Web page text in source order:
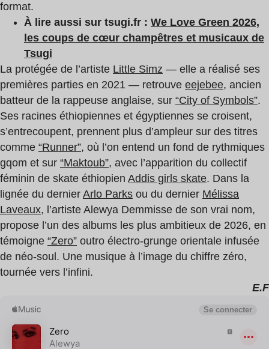
format.
À lire aussi sur tsugi.fr : We Love Green 2026,
les coups de cœur champêtres et musicaux de
Tsugi
La protégée de l’artiste Little Simz — elle a réalisé ses
premières parties en 2021 — retrouve eejebee, ancien
batteur de la rappeuse anglaise, sur “City of Symbols”.
Ses racines éthiopiennes et égyptiennes se croisent,
s’entrecoupent, prennent plus d’ampleur sur des titres
comme “Runner”, où l’on entend un fond de rythmiques
gqom et sur “Maktoub”, avec l’apparition du collectif
féminin de skate éthiopien Addis girls skate. Dans la
lignée du dernier Arlo Parks ou du dernier Mélissa
Laveaux, l’artiste Alewya Demmisse de son vrai nom,
propose l’un des albums les plus ambitieux de 2026, en
témoigne “Zero” outro électro-grunge orientale infusée
de néo-soul. Une musique à l’image du chiffre zéro,
tournée vers l’infini.
E.F